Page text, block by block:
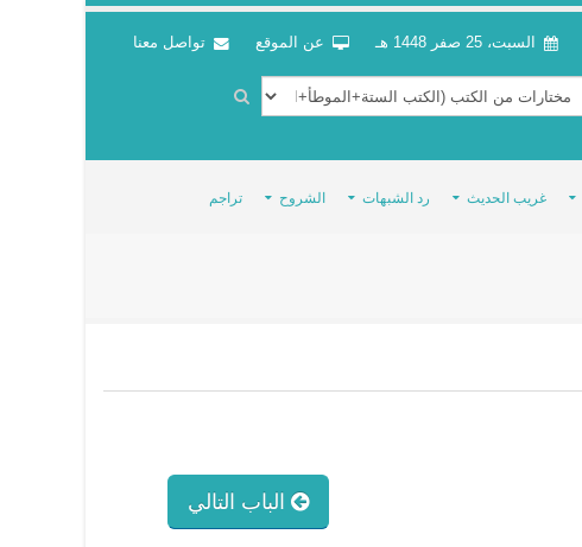
السبت، 25 صفر 1448 هـ عن الموقع تواصل معنا
غريب الحديث رد الشبهات الشروح تراجم
الباب التالي